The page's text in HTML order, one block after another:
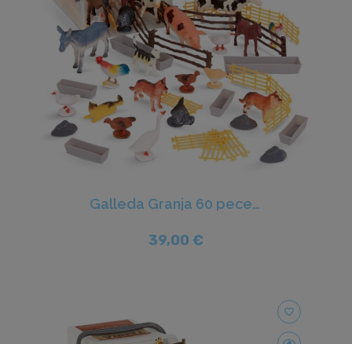
Galleda Granja 60 peces - Terra
39,00 €
favorite_border